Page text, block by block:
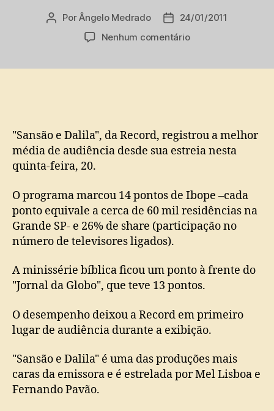
Autor
PorÂngelo Medrado
Data
de
24/01/2011
Nenhum comentárioem
em
primeiro
lugar
"Sansão e Dalila", da Record, registrou a melhor
média de audiência desde sua estreia nesta
quinta-feira, 20.
O programa marcou 14 pontos de Ibope –cada
ponto equivale a cerca de 60 mil residências na
Grande SP- e 26% de share (participação no
número de televisores ligados).
A minissérie bíblica ficou um ponto à frente do
"Jornal da Globo", que teve 13 pontos.
O desempenho deixou a Record em primeiro
lugar de audiência durante a exibição.
"Sansão e Dalila" é uma das produções mais
caras da emissora e é estrelada por Mel Lisboa e
Fernando Pavão.